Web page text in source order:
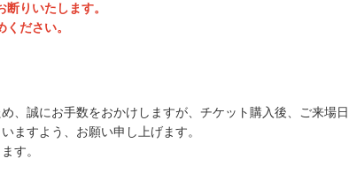
りいたします。
ださい。
、 誠にお手数をおかけしますが、チケット購入後、
ご来場日
ますよう、 お願い申し上げます。
ます。